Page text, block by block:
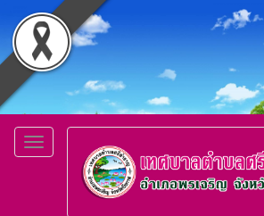
Toggle
navigation